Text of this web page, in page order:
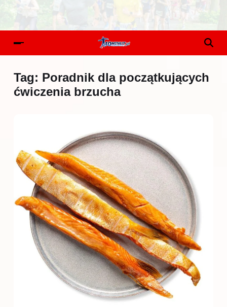
Tag: Poradnik dla początkujących
ćwiczenia brzucha